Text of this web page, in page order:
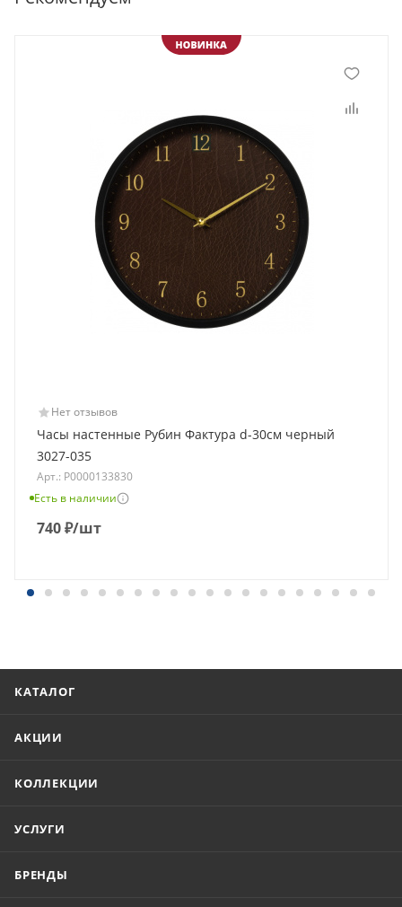
Нет отзывов
Часы настенные Рубин Фактура d-30см черный
3027-035
Арт.: Р0000133830
Есть в наличии
740₽/шт
КАТАЛОГ
АКЦИИ
КОЛЛЕКЦИИ
УСЛУГИ
БРЕНДЫ